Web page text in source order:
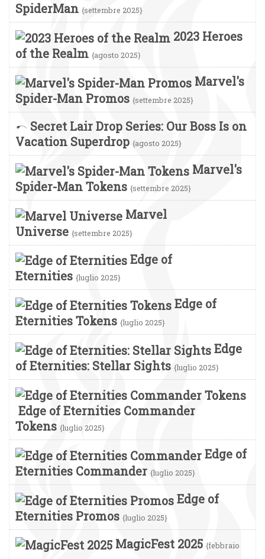
SpiderMan {settembre 2025}
2023 Heroes
of the Realm {agosto 2025}
Marvel's
Spider-Man Promos {settembre 2025}
Secret Lair Drop Series: Our Boss Is on
Vacation Superdrop {agosto 2025}
Marvel's
Spider-Man Tokens {settembre 2025}
Marvel
Universe {settembre 2025}
Edge of
Eternities {luglio 2025}
Edge of
Eternities Tokens {luglio 2025}
Edge
of Eternities: Stellar Sights {luglio 2025}
Edge of Eternities Commander
Tokens {luglio 2025}
Edge of
Eternities Commander {luglio 2025}
Edge of
Eternities Promos {luglio 2025}
MagicFest 2025 {febbraio